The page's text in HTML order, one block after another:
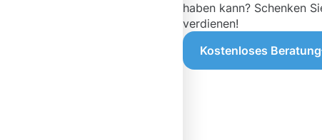
haben kann? Schenken
verdienen!
Kostenloses Beratung